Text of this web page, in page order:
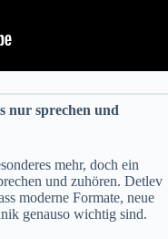
nur sprechen und
mehr, doch ein
und zuhören. Detlev
moderne Formate, neue
genauso wichtig sind.